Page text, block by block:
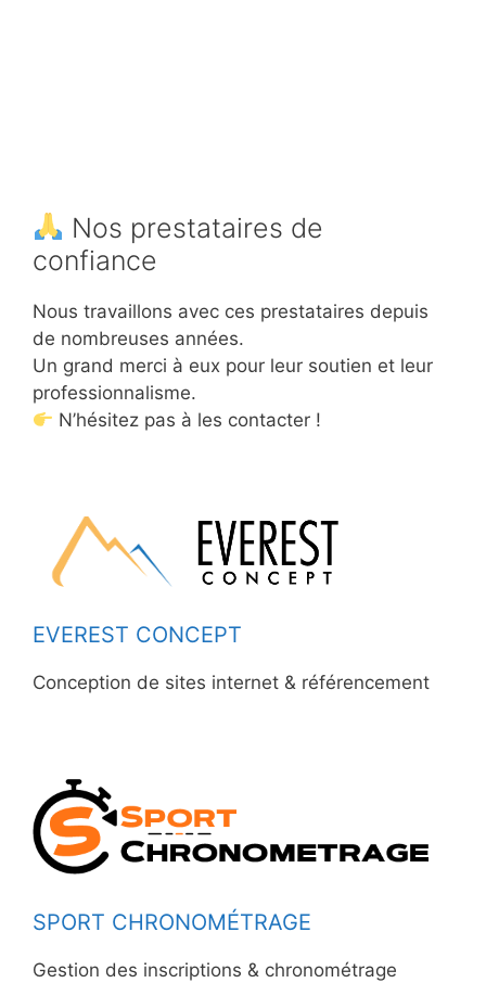
Nos prestataires de
confiance
Nous travaillons avec ces prestataires depuis
de nombreuses années.
Un grand merci à eux pour leur soutien et leur
professionnalisme.
N’hésitez pas à les contacter !
EVEREST CONCEPT
Conception de sites internet & référencement
SPORT CHRONOMÉTRAGE
Gestion des inscriptions & chronométrage